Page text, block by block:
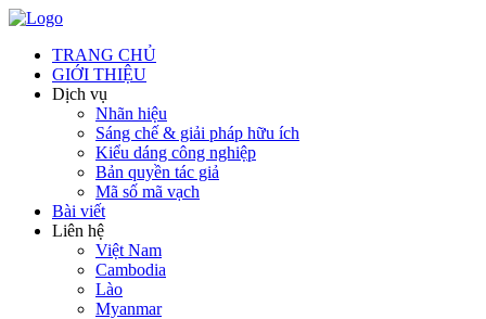
TRANG CHỦ
GIỚI THIỆU
Dịch vụ
Nhãn hiệu
Sáng chế & giải pháp hữu ích
Kiểu dáng công nghiệp
Bản quyền tác giả
Mã số mã vạch
Bài viết
Liên hệ
Việt Nam
Cambodia
Lào
Myanmar